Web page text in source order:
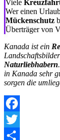
Viele
Wer einen
Mückenschutz
Überträger von
Kanada ist ein
Naturliebhabern
in Kanada sehr
sorgen die
Facebook
Twitter